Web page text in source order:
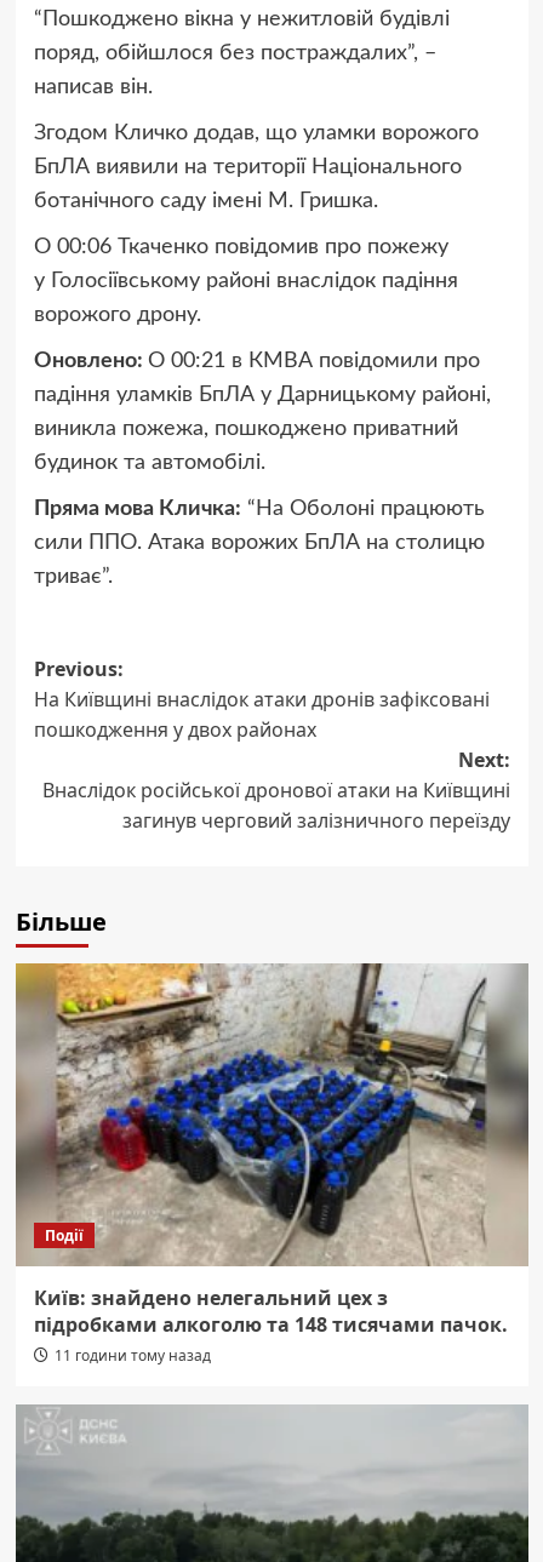
“Пошкоджено вікна у нежитловій будівлі
поряд, обійшлося без постраждалих”, –
написав він.
Згодом Кличко додав, що уламки ворожого
БпЛА виявили на території Національного
ботанічного саду імені М. Гришка.
О 00:06 Ткаченко повідомив про пожежу
у Голосіївському районі внаслідок падіння
ворожого дрону.
Оновлено: О 00:21 в КМВА повідомили про
падіння уламків БпЛА у Дарницькому районі,
виникла пожежа, пошкоджено приватний
будинок та автомобілі.
Пряма мова Кличка: “На Оболоні працюють
сили ППО. Атака ворожих БпЛА на столицю
триває”.
Post
navigation
Previous:
На Київщині внаслідок атаки дронів зафіксовані
пошкодження у двох районах
Next:
Внаслідок російської дронової атаки на Київщині
загинув черговий залізничного переїзду
Більше
Події
Київ: знайдено нелегальний цех з
підробками алкоголю та 148 тисячами пачок.
11 години тому назад